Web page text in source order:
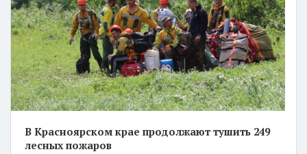
В Красноярском крае продолжают тушить 249
лесных пожаров